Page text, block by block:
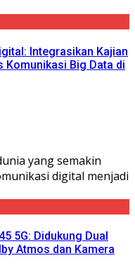
Integrasikan Kajian
Komunikasi Big Data di
yang semakin
digital menjadi
5G: Didukung Dual
Atmos dan Kamera